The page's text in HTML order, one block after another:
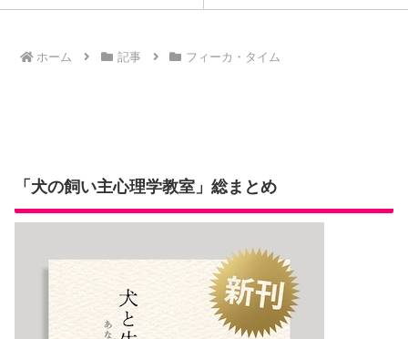
ホーム 記事 フィーカ・タイム
「犬の飼い主心理学教室」総まとめ